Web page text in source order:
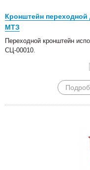
Кронштейн
МТЗ
Переходной кронштейн
СЦ-00010.